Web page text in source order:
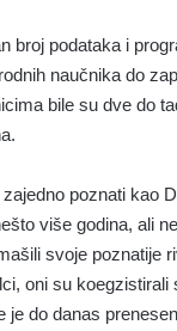
broj podataka i
naučnika do
bile su dve do
poznati kao
više godina, ali
svoje poznatije
oni su koegzistirali
je do danas